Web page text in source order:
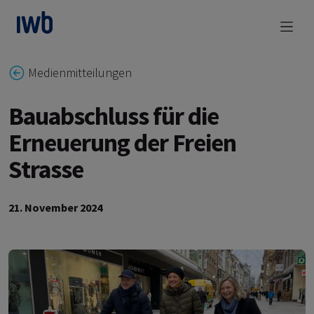
zum Main Content
Medienmitteilungen
Bauabschluss für die
Erneuerung der Freien
Strasse
21. November 2024